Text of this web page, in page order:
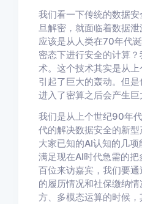
我们看一下传统的数据
旦解密，就面临着数据
应该是从人类在70年代
密态下进行安全的计算
术。这个技术其实是从
引起了巨大的轰动。但
进入了密算之后会产生巨
我们是从上个世纪90年
代的解决数据安全的新
大家已知的AI认知的几
满足现在AI时代急需的
百位来访嘉宾，我们要
的履历情况和社保缴纳
方、多模态运算的时候